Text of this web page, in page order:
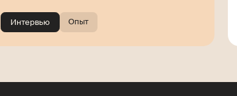
Интервью Опыт